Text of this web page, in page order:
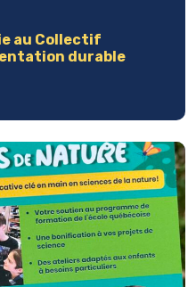
au Collectif
durable